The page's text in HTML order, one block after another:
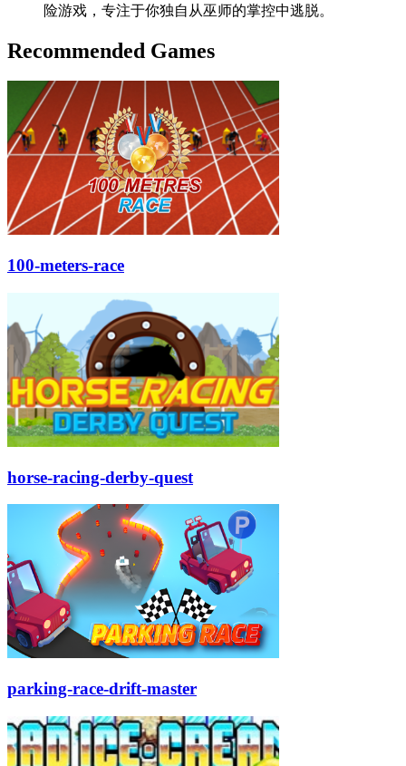
险游戏，专注于你独自从巫师的掌控中逃脱。
Recommended Games
100-meters-race
horse-racing-derby-quest
parking-race-drift-master